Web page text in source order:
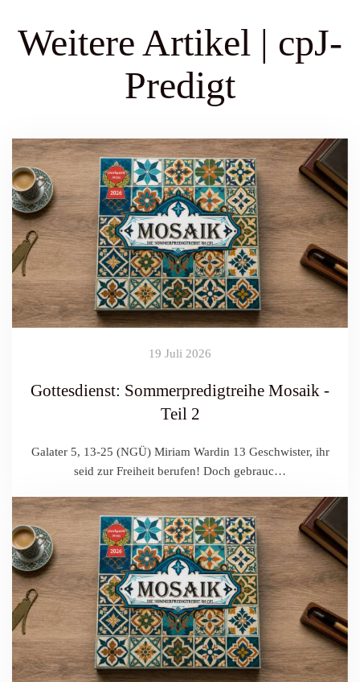
Weitere Artikel | cpJ-
Predigt
19 Juli 2026
Gottesdienst: Sommerpredigtreihe Mosaik -
Teil 2
Galater 5, 13-25 (NGÜ) Miriam Wardin 13 Geschwister, ihr
seid zur Freiheit berufen! Doch gebrauc…